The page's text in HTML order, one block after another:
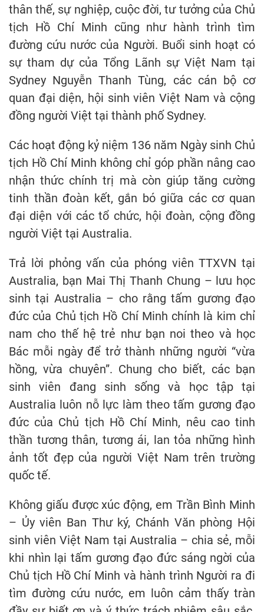
thân thế, sự nghiệp, cuộc đời, tư tưởng của Chủ
tịch Hồ Chí Minh cũng như hành trình tìm
đường cứu nước của Người. Buổi sinh hoạt có
sự tham dự của Tổng Lãnh sự Việt Nam tại
Sydney Nguyễn Thanh Tùng, các cán bộ cơ
quan đại diện, hội sinh viên Việt Nam và cộng
đồng người Việt tại thành phố Sydney.
Các hoạt động kỷ niệm 136 năm Ngày sinh Chủ
tịch Hồ Chí Minh không chỉ góp phần nâng cao
nhận thức chính trị mà còn giúp tăng cường
tinh thần đoàn kết, gắn bó giữa các cơ quan
đại diện với các tổ chức, hội đoàn, cộng đồng
người Việt tại Australia.
Trả lời phỏng vấn của phóng viên TTXVN tại
Australia, bạn Mai Thị Thanh Chung – lưu học
sinh tại Australia – cho rằng tấm gương đạo
đức của Chủ tịch Hồ Chí Minh chính là kim chỉ
nam cho thế hệ trẻ như bạn noi theo và học
Bác mỗi ngày để trở thành những người “vừa
hồng, vừa chuyên”. Chung cho biết, các bạn
sinh viên đang sinh sống và học tập tại
Australia luôn nỗ lực làm theo tấm gương đạo
đức của Chủ tịch Hồ Chí Minh, nêu cao tinh
thần tương thân, tương ái, lan tỏa những hình
ảnh tốt đẹp của người Việt Nam trên trường
quốc tế.
Không giấu được xúc động, em Trần Bình Minh
– Ủy viên Ban Thư ký, Chánh Văn phòng Hội
sinh viên Việt Nam tại Australia – chia sẻ, mỗi
khi nhìn lại tấm gương đạo đức sáng ngời của
Chủ tịch Hồ Chí Minh và hành trình Người ra đi
tìm đường cứu nước, em luôn cảm thấy tràn